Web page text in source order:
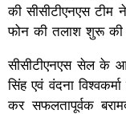
की सीसीटीएनएस टीम
फोन की तलाश शुरू
सीसीटीएनएस सेल के
सिंह एवं वंदना
कर सफलतापूर्वक